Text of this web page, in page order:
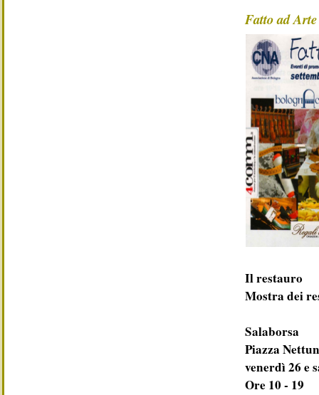
Fatto ad Arte
Il restauro
Mostra dei
Salaborsa
Piazza
venerdì 26 e
Ore 10 - 19